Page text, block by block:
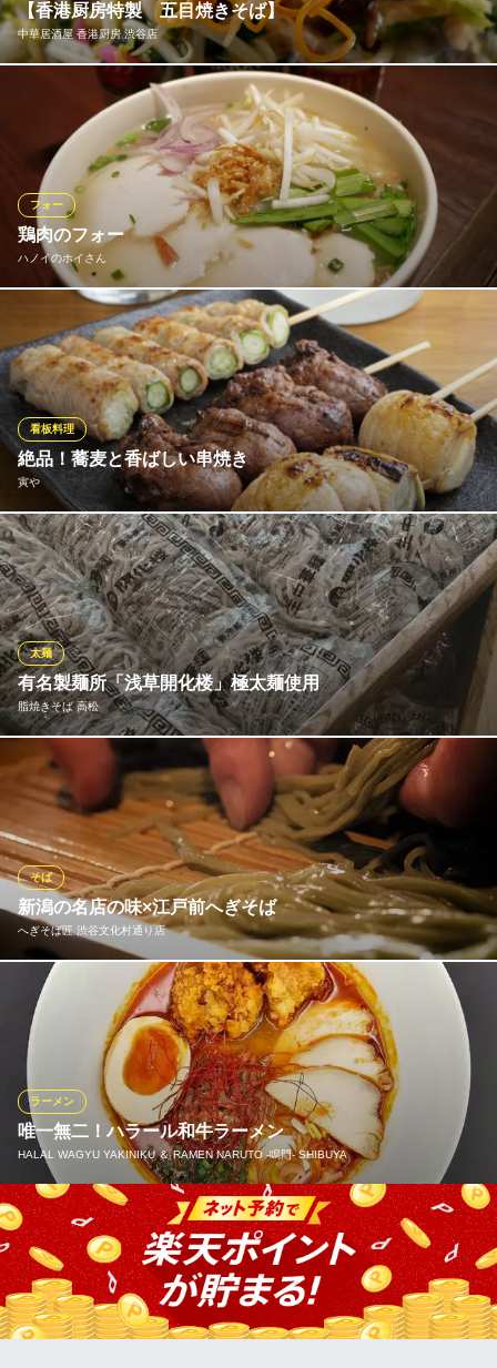
らーめん 鴨to葱 渋谷宮益坂店
国産合鴨水葱拉麺
ＪＲ渋谷駅 徒歩1分
東京都渋谷区渋谷2-19-15 宮益坂ビルディングTHE SHIBUYA OFFICE1F
【香港厨房特製 五目焼きそば】
中華居酒屋 香港厨房 渋谷店
◆具沢山の五目焼きそばも３００円（税込み３１５円）
中華居酒屋 香港厨房 渋谷店
チャイニーズダイニング
ＪＲ渋谷駅 徒歩3分
東京都渋谷区宇田川町30-1 蓬莱屋ビル5F
鶏肉のフォー
ハノイのホイさん
フォー
フォーのお店だからこそスープには徹底してこだわりました！ 鶏
ガラから１２時間かけて煮込んだガー（鶏）のスープ。そして牛
骨からじっくりと煮込んでダシをとったボー（牛）スープの2種類
を用意。化学調味料不使用のからだにやさしいスープが自慢で
す。 麺はベトナム麺と国産生麺の2種類からお選びいただけま
す！
ハノイのホイさん
ベトナムレストラン
ＪＲ渋谷駅 徒歩3分
東京都渋谷区桜丘町17-6 協栄ビル1F
絶品！蕎麦と香ばしい串焼き
寅や
看板料理
当店の看板メニューは、丁寧に香ばしく焼き上げる串焼きと、ツ
ルッと喉越しの良いお蕎麦です。 お酒のお供にぴったりの串焼き
を堪能した後は、〆の蕎麦でさっぱりと。 軽く飲みたい日からし
っかりお食事を楽しみたい日まで、大満足間違いなしの組み合わ
せです。
寅や
そばと串焼きの和居酒屋
地下鉄千代田線代々木公園駅 徒歩6分
東京都渋谷区神山町5-2 神山町並木ビル1F
有名製麺所「浅草開化楼」極太麺使用
脂焼きそば 高松
太麺
麺好きなら一度は聞いたことある有名製麺所「浅草開化楼」のご
わわし極太麺を使用。 厳選されたソースが良く絡む麺をうまみ成
分が凝縮された牛脂で焼き、 こだわりの香川県産の甘みのある濃
厚な特注ソースで味付けをしています。
脂焼きそば 高松
香川産特注ソース焼そば
ＪＲ渋谷駅 徒歩5分
東京都渋谷区道玄坂1-15-7 アネックスサクマ1F
新潟の名店の味×江戸前へぎそば
へぎそば匠 渋谷文化村通り店
そば
新潟自社工場から生麺を直送！「へぎそば」とは、①海藻を繋ぎ
として使う②“へぎ”と呼ばれる平らなざるを用い③一口大に盛り付
ける という3要素が揃うことで完成します。手際のよいゆで・盛
り付けは長年修業してきた職人の為せる技。ヘルシー＆ミネラル
たっぷりの『へぎそば』をどうぞお召し上がりください
へぎそば匠 渋谷文化村通り店
そば・和食居酒屋
ＪＲ渋谷駅 徒歩5分
東京都渋谷区道玄坂2-23-14 道玄坂225ビルB1
唯一無二！ハラール和牛ラーメン
HALAL WAGYU YAKINIKU ＆ RAMEN NARUTO ‐鳴門‐ SHIBUYA
ラーメン
和牛の骨から丁寧にダシを取った、濃厚かつ繊細なスープが自慢
の「ハラール和牛ラーメン」です。ムスリムの方も安心してお召
し上がりいただけるよう、素材選びから調理工程まで徹底。焼肉
店だからこそ実現できた和牛の旨味溢れる一杯を、ボリューム満
点のトッピングと共にご賞味ください。